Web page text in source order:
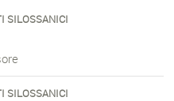
SILOSSANICI
SILOSSANICI